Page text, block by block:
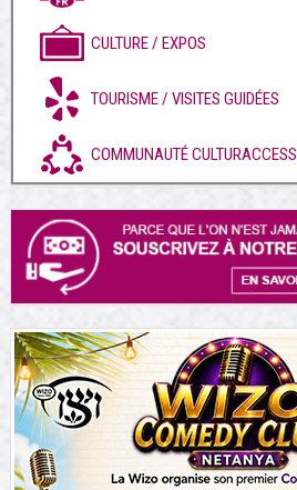
CULTURE / EXPOS
TOURISME / VISITES GUIDÉES
COMMUNAUTÉ CULTURACCESS